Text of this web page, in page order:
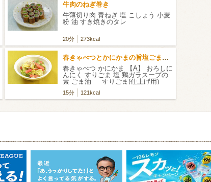
牛肉のねぎ巻き
牛薄切り肉 青ねぎ 塩 こしょう 小麦
粉 油 すき焼きのタレ
20分 273kcal
春きゃべつとかにかまの旨塩ごまだれ
春きゃべつ かにかま 【A】 おろしに
んにく すりごま 塩 鶏ガラスープの
素 ごま油 すりごま(仕上げ用)
15分 121kcal